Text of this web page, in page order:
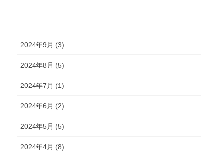
2024年9月 (3)
2024年8月 (5)
2024年7月 (1)
2024年6月 (2)
2024年5月 (5)
2024年4月 (8)